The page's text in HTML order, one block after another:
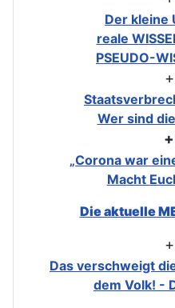
Der kleine
reale
PSEUDO-
Wer sind
„Corona war
Macht
Die aktuelle
Das verschweigt
dem Volk! -